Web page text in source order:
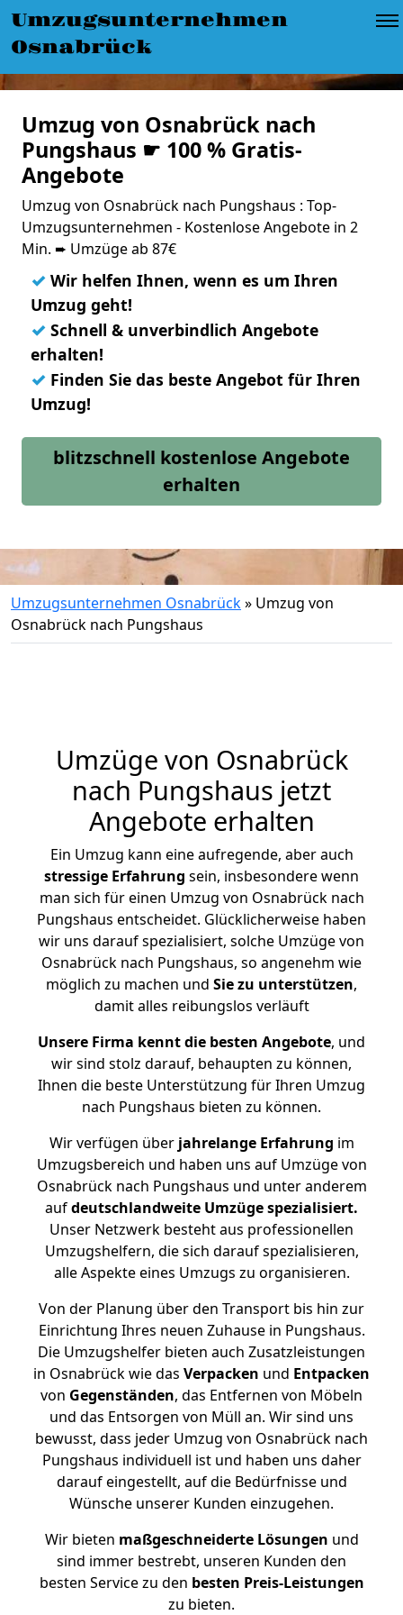
Umzugsunternehmen
Osnabrück
Umzug von Osnabrück nach
Pungshaus ☛ 100 % Gratis-
Angebote
Umzug von Osnabrück nach Pungshaus : Top-
Umzugsunternehmen - Kostenlose Angebote in 2
Min. ➨ Umzüge ab 87€
✓ Wir helfen Ihnen, wenn es um Ihren
Umzug geht!
✓ Schnell & unverbindlich Angebote
erhalten!
✓ Finden Sie das beste Angebot für Ihren
Umzug!
blitzschnell kostenlose Angebote
erhalten
Umzugsunternehmen Osnabrück» Umzug von
Osnabrück nach Pungshaus
Umzüge von Osnabrück
nach Pungshaus jetzt
Angebote erhalten
Ein Umzug kann eine aufregende, aber auch
stressige Erfahrung sein, insbesondere wenn
man sich für einen Umzug von Osnabrück nach
Pungshaus entscheidet. Glücklicherweise haben
wir uns darauf spezialisiert, solche Umzüge von
Osnabrück nach Pungshaus, so angenehm wie
möglich zu machen und Sie zu unterstützen,
damit alles reibungslos verläuft
Unsere Firma kennt die besten Angebote, und
wir sind stolz darauf, behaupten zu können,
Ihnen die beste Unterstützung für Ihren Umzug
nach Pungshaus bieten zu können.
Wir verfügen überjahrelange Erfahrung im
Umzugsbereich und haben uns auf Umzüge von
Osnabrück nach Pungshaus und unter anderem
aufdeutschlandweite Umzüge spezialisiert.
Unser Netzwerk besteht aus professionellen
Umzugshelfern, die sich darauf spezialisieren,
alle Aspekte eines Umzugs zu organisieren.
Von der Planung über den Transport bis hin zur
Einrichtung Ihres neuen Zuhause in Pungshaus.
Die Umzugshelfer bieten auch Zusatzleistungen
in Osnabrück wie das Verpacken und Entpacken
von Gegenständen, das Entfernen von Möbeln
und das Entsorgen von Müll an. Wir sind uns
bewusst, dass jeder Umzug von Osnabrück nach
Pungshaus individuell ist und haben uns daher
darauf eingestellt, auf die Bedürfnisse und
Wünsche unserer Kunden einzugehen.
Wir bieten maßgeschneiderte Lösungen und
sind immer bestrebt, unseren Kunden den
besten Service zu den besten Preis-Leistungen
zu bieten.